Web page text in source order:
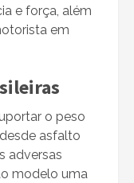
e força, além
em
o peso
asfalto
adversas
modelo uma